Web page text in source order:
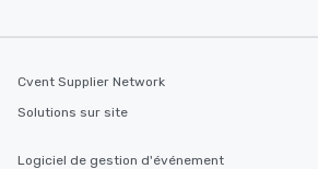
Cvent Supplier Network
Solutions sur site
Logiciel de gestion d'événement